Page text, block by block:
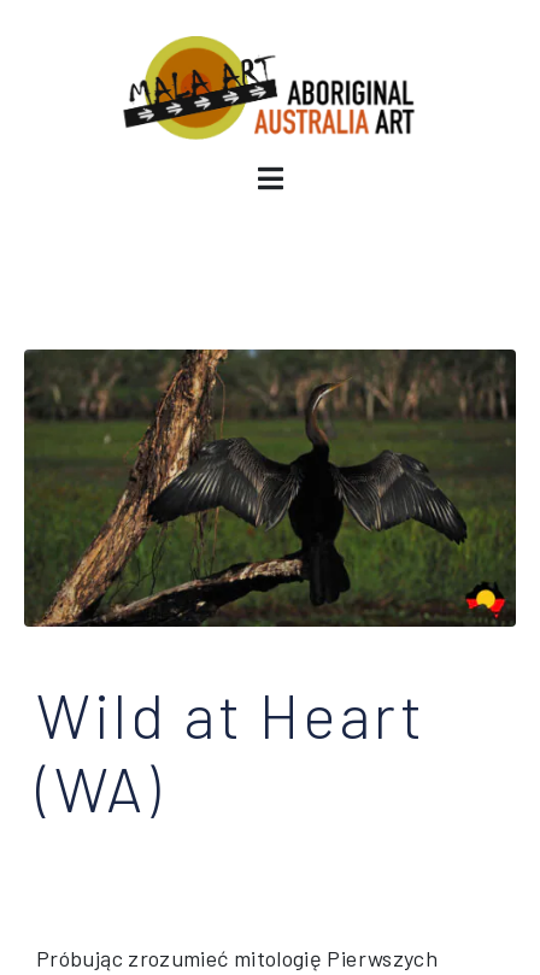
Wild at Heart
(WA)
Próbując zrozumieć mitologię Pierwszych